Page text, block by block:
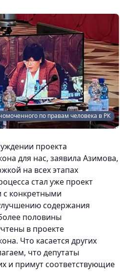
по правам человека в РК
проекта
для нас, заявила Азимова,
на всех этапах
стал уже проект
с конкретными
содержания
половины
в проекте
Что касается других
что депутаты
и примут соответствующие